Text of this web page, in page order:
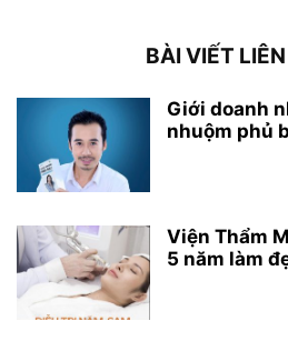
BÀI VIẾT
Giới doanh
nhuộm phủ
Viện Thẩm
5 năm làm